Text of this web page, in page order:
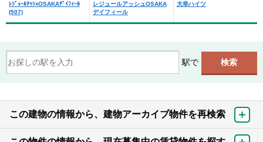
ﾚｼﾞｭｰﾙｱｯｼｭOSAKAﾃﾞｲﾌｨｰﾙ
(507)
レジュールアッシュOSAKA
デイフィール
大幸ハイツ
駅で
この建物の情報から、建物アーカイブ物件を再検索